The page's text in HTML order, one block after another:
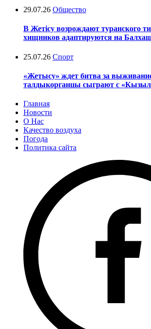
29.07.26 Общество
В Жетісу возрождают туранского
хищников адаптируются на
25.07.26 Спорт
«Жетысу» ждет битва за
талдыкорганцы сыграют с
Главная
Новости
О Нас
Качество воздуха
Погода
Политика сайта